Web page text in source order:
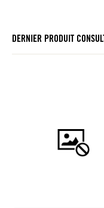
DERNIER PRODUIT